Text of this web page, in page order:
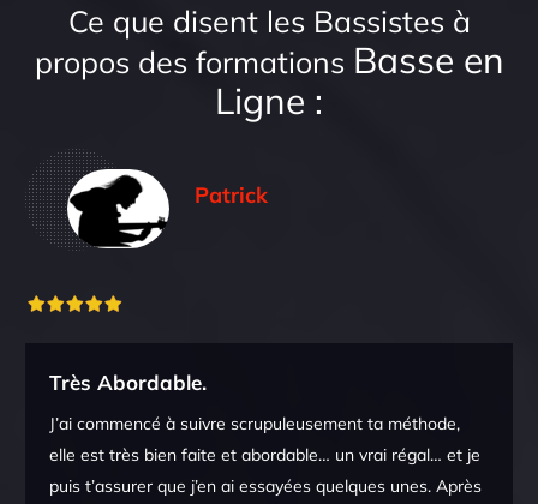
Ce que disent les Bassistes à
propos des formations Basse en
Ligne :
Patrick
Très Abordable.
J’ai commencé à suivre scrupuleusement ta méthode,
elle est très bien faite et abordable… un vrai régal… et je
puis t’assurer que j’en ai essayées quelques unes. Après